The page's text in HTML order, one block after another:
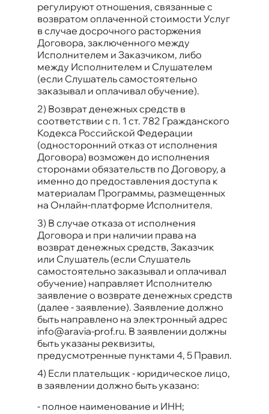
регулируют отношения, связанные с
возвратом оплаченной стоимости Услуг
в случае досрочного расторжения
Договора, заключенного между
Исполнителем и Заказчиком, либо
между Исполнителем и Слушателем
(если Слушатель самостоятельно
заказывал и оплачивал обучение).
2) Возврат денежных средств в
соответствии с п. 1 ст. 782 Гражданского
Кодекса Российской Федерации
(односторонний отказ от исполнения
Договора) возможен до исполнения
сторонами обязательств по Договору, а
именно до предоставления доступа к
материалам Программы, размещенных
на Онлайн-платформе Исполнителя.
3) В случае отказа от исполнения
Договора и при наличии права на
возврат денежных средств, Заказчик
или Слушатель (если Слушатель
самостоятельно заказывал и оплачивал
обучение) направляет Исполнителю
заявление о возврате денежных средств
(далее - заявление). Заявление должно
быть направлено на электронный адрес
info@aravia-prof.ru. В заявлении должны
быть указаны реквизиты,
предусмотренные пунктами 4, 5 Правил.
4) Если плательщик - юридическое лицо,
в заявлении должно быть указано:
- полное наименование и ИНН;